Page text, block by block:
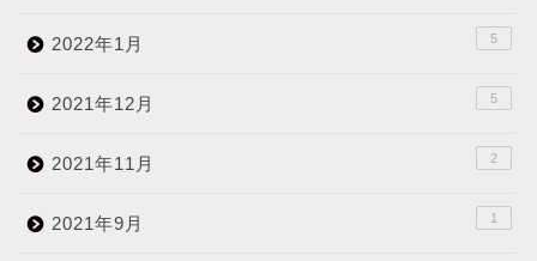
2022年1月 5
2021年12月 5
2021年11月 2
2021年9月 1